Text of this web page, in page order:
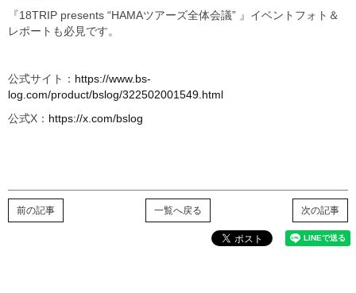
『18TRIP presents “HAMAツアーズ全体会議” 』イベントフォト＆
レポートも必見です。
公式サイト： https://www.bs-
log.com/product/bslog/322502001549.html
公式X： https://x.com/bslog
次の記事
一覧へ戻る
前の記事